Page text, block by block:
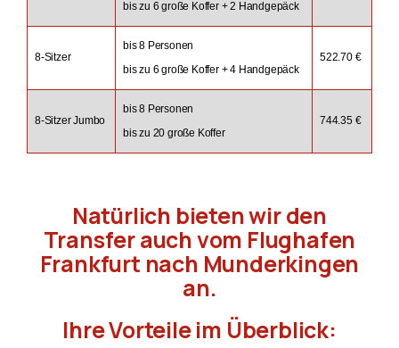
bis zu 6 große Koffer + 2 Handgepäck
8-Sitzer
bis 8 Personen
bis zu 6 große Koffer + 4 Handgepäck
522.70 €
8-Sitzer Jumbo
bis 8 Personen
bis zu 20 große Koffer
744.35 €
Natürlich bieten wir den
Transfer auch vom Flughafen
Frankfurt nach Munderkingen
an.
Ihre Vorteile im Überblick: